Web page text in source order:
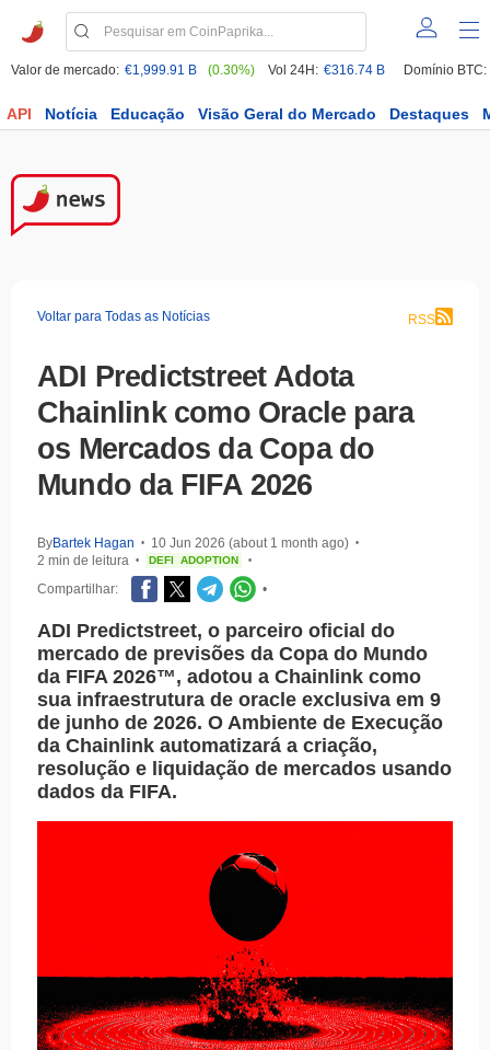
Valor de mercado: €1,999.91 B (0.30%) Vol 24H: €316.74 B Domínio BTC:
API Notícia Educação Visão Geral do Mercado Destaques
Voltar para Todas as Notícias RSS
ADI Predictstreet Adota
Chainlink como Oracle para
os Mercados da Copa do
Mundo da FIFA 2026
ByBartek Hagan • 10 Jun 2026 (about 1 month ago) •
2 min de leitura • DEFI ADOPTION •
Compartilhar: •
ADI Predictstreet, o parceiro oficial do
mercado de previsões da Copa do Mundo
da FIFA 2026™, adotou a Chainlink como
sua infraestrutura de oracle exclusiva em 9
de junho de 2026. O Ambiente de Execução
da Chainlink automatizará a criação,
resolução e liquidação de mercados usando
dados da FIFA.